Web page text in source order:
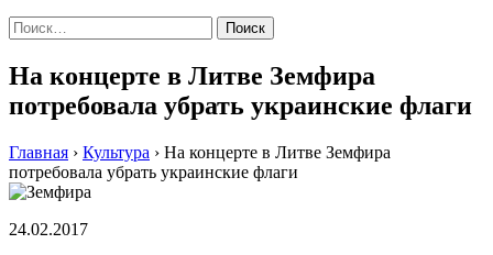
Найти:
На концерте в Литве Земфира
потребовала убрать украинские флаги
Главная › Культура › На концерте в Литве Земфира
потребовала убрать украинские флаги
24.02.2017